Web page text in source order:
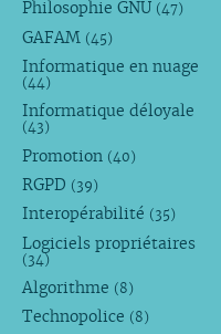
Philosophie GNU (47)
GAFAM (45)
Informatique en nuage
(44)
Informatique déloyale
(43)
Promotion (40)
RGPD (39)
Interopérabilité (35)
Logiciels propriétaires
(34)
Algorithme (8)
Technopolice (8)